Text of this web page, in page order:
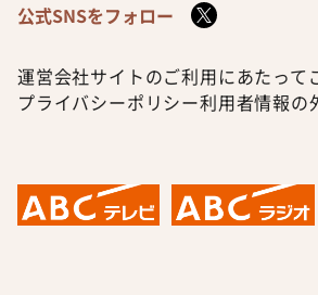
公式SNSをフォロー
運営会社サイトのご利用にあたって
プライバシーポリシー利用者情報の